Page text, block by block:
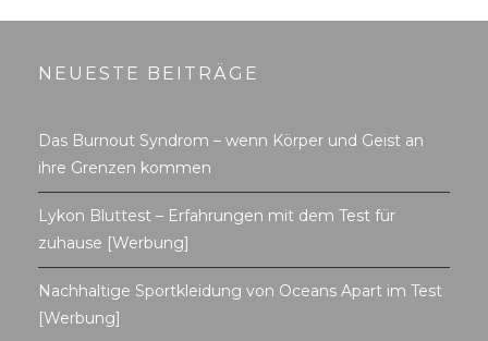
NEUESTE BEITRÄGE
Das Burnout Syndrom – wenn Körper und Geist an
ihre Grenzen kommen
Lykon Bluttest – Erfahrungen mit dem Test für
zuhause [Werbung]
Nachhaltige Sportkleidung von Oceans Apart im Test
[Werbung]